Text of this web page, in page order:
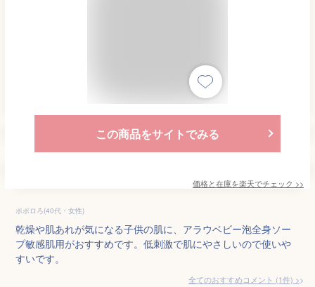
この商品をサイトでみる
価格と在庫を楽天でチェック >>
ポポロろ(40代・女性)
乾燥や肌あれが気になる子供の肌に、アラウベビー泡全身ソー
プ敏感肌用がおすすめです。低刺激で肌にやさしいので使いや
すいです。
全てのおすすめコメント (1件) >